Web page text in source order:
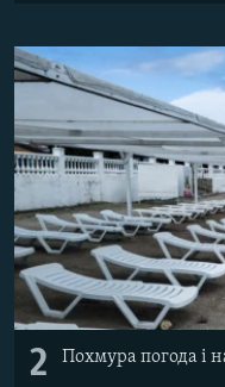
2 Похмура погода і